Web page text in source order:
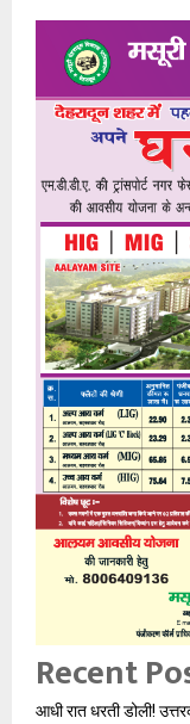
Recent
आधी रात धरती डोली!